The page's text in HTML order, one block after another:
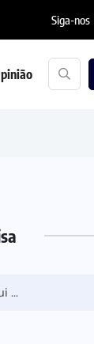
Siga-nos